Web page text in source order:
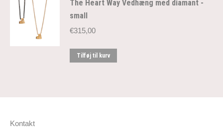
The Heart Way Vedhæng med diamant -
small
€315,00
Tilføj til kurv
Kontakt